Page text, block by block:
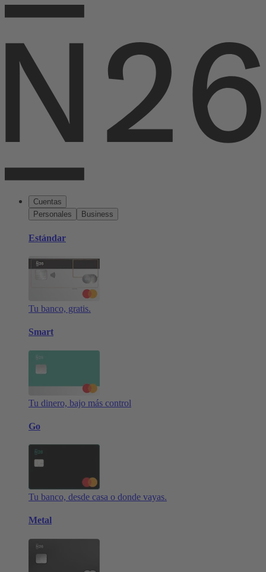
Cuentas
Personales
Business
Estándar
Tu banco, gratis.
Smart
Tu dinero, bajo más control
Go
Tu banco, desde casa o donde vayas.
Metal